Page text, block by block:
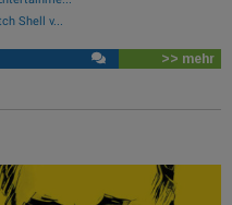
Shell v...
>> mehr